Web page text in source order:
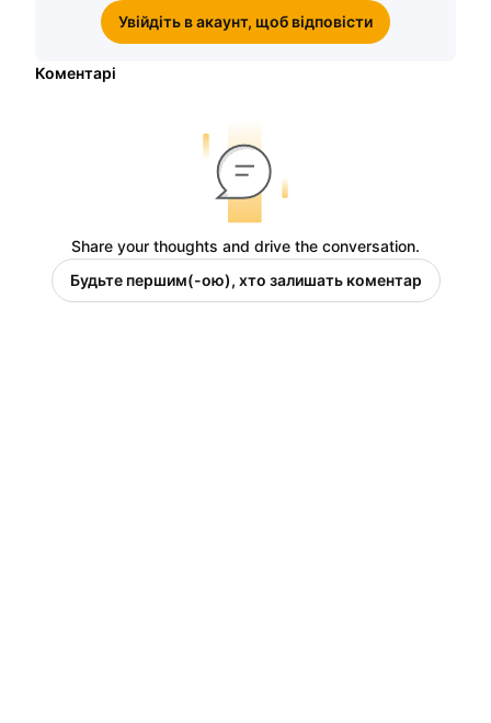
Увійдіть в акаунт, щоб відповісти
Коментарі
Share your thoughts and drive the conversation.
Будьте першим(-ою), хто залишать коментар